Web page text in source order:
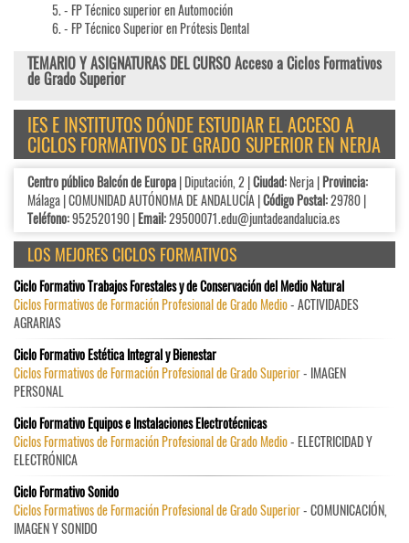
- FP Técnico superior en Automoción
- FP Técnico Superior en Prótesis Dental
TEMARIO Y ASIGNATURAS DEL CURSO Acceso a Ciclos Formativos
de Grado Superior
IES E INSTITUTOS DÓNDE ESTUDIAR EL ACCESO A
CICLOS FORMATIVOS DE GRADO SUPERIOR EN NERJA
Centro público Balcón de Europa| Diputación, 2 |Ciudad:Nerja |Provincia:
Málaga | COMUNIDAD AUTÓNOMA DE ANDALUCÍA |Código Postal:29780 |
Teléfono:952520190 |Email:29500071.edu@juntadeandalucia.es
LOS MEJORES CICLOS FORMATIVOS
Ciclo Formativo Trabajos Forestales y de Conservación del Medio Natural
Ciclos Formativos de Formación Profesional de Grado Medio- ACTIVIDADES
AGRARIAS
Ciclo Formativo Estética Integral y Bienestar
Ciclos Formativos de Formación Profesional de Grado Superior- IMAGEN
PERSONAL
Ciclo Formativo Equipos e Instalaciones Electrotécnicas
Ciclos Formativos de Formación Profesional de Grado Medio- ELECTRICIDAD Y
ELECTRÓNICA
Ciclo Formativo Sonido
Ciclos Formativos de Formación Profesional de Grado Superior- COMUNICACIÓN,
IMAGEN Y SONIDO